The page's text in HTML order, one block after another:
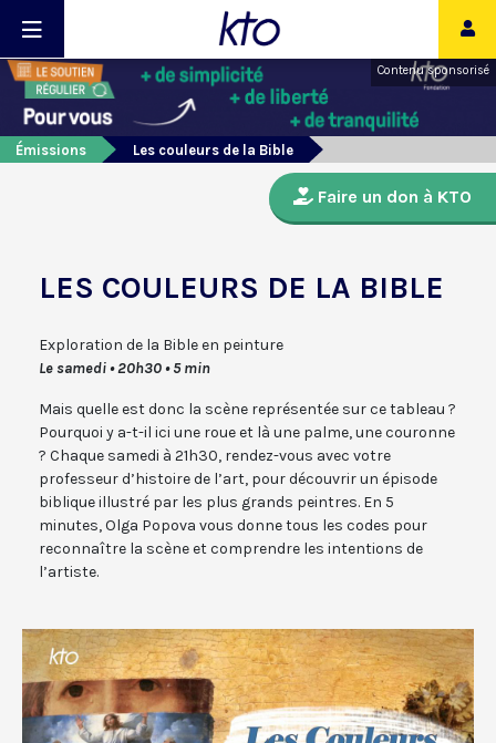
Contenu sponsorisé
Émissions Les couleurs de la Bible
Faire un don à KTO
LES COULEURS DE LA BIBLE
Exploration de la Bible en peinture
Le samedi • 20h30 • 5 min
Mais quelle est donc la scène représentée sur ce tableau ?
Pourquoi y a-t-il ici une roue et là une palme, une couronne
? Chaque samedi à 21h30, rendez-vous avec votre
professeur d’histoire de l’art, pour découvrir un épisode
biblique illustré par les plus grands peintres. En 5
minutes, Olga Popova vous donne tous les codes pour
reconnaître la scène et comprendre les intentions de
l’artiste.